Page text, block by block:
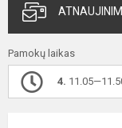
Pamokų laikas
4.